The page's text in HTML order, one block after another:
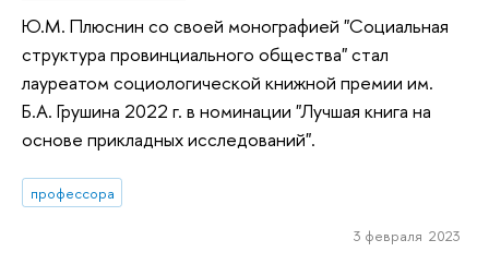
Ю.М. Плюснин со своей монографией "Социальная
структура провинциального общества" стал
лауреатом социологической книжной премии им.
Б.А. Грушина 2022 г. в номинации "Лучшая книга на
основе прикладных исследований".
профессора
3 февраля 2023